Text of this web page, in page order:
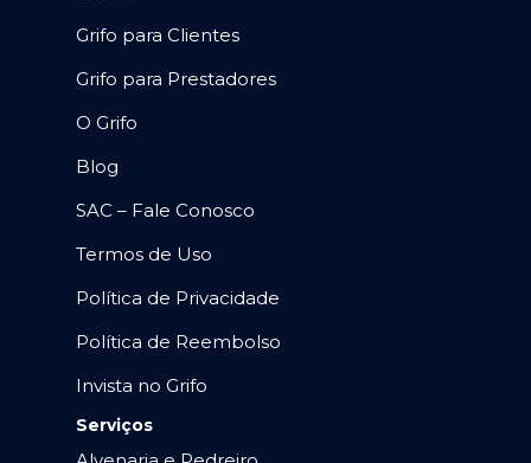
Grifo para Clientes
Grifo para Prestadores
O Grifo
Blog
SAC – Fale Conosco
Termos de Uso
Política de Privacidade
Política de Reembolso
Invista no Grifo
Serviços